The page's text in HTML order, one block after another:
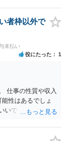
者枠以外で
未払い
役にたった 1
仕事の性質や収入
性はあるでしょ
いでしょう。 弁護